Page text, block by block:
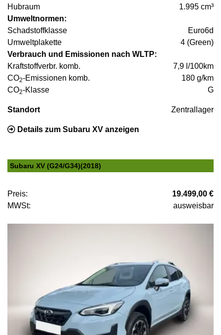
Hubraum
1.995 cm³
Umweltnormen:
Schadstoffklasse
Euro6d
Umweltplakette
4 (Green)
Verbrauch und Emissionen nach WLTP:
Kraftstoffverbr. komb.
7,9 l/100km
CO2-Emissionen komb.
180 g/km
CO2-Klasse G
Standort Zentrallager
Details zum Subaru XV anzeigen
Subaru XV (G24/G34)(2018)
Preis:
19.499,00 €
MWSt:
ausweisbar